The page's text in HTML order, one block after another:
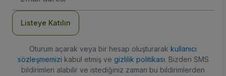
Listeye Katılın
Oturum açarak veya bir hesap oluşturarak kullanıcı
sözleşmemizi kabul etmiş ve gizlilik politikası. Bizden SMS
bildirimleri alabilir ve istediğiniz zaman bu bildirimlerden